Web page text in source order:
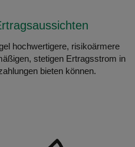
hochwertigere, risikoärmere
stetigen Ertragsstrom in
bieten können.